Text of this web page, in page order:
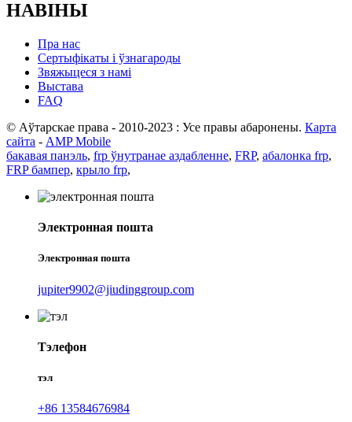
НАВІНЫ
Пра нас
Сертыфікаты і ўзнагароды
Звяжыцеся з намі
Выстава
FAQ
© Аўтарскае права - 2010-2023 : Усе правы абаронены. Карта
сайта - AMP Mobile
бакавая панэль, frp ўнутранае аздабленне, FRP, абалонка frp,
FRP бампер, крыло frp,
Электронная пошта
Электронная пошта
jupiter9902@jiudinggroup.com
Тэлефон
тэл
+86 13584676984